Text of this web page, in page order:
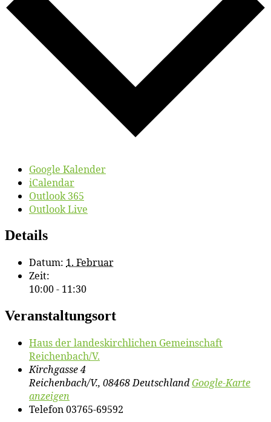
Google Kalender
iCalendar
Outlook 365
Outlook Live
Details
Datum: 1. Februar
Zeit:
10:00 - 11:30
Veranstaltungsort
Haus der lan­des­kirch­li­chen Ge­mein­schaft
Reichenbach/​V.
Kirchgasse 4
Reichenbach/V., 08468DeutschlandGoogle-Karte
anzeigen
Telefon03765-69592